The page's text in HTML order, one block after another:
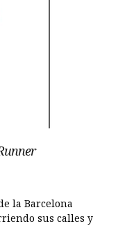
la Barcelona
sus calles y